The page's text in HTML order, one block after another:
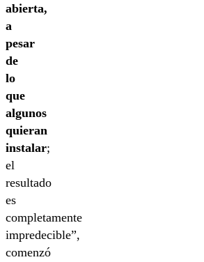
abierta,
a
pesar
de
lo
que
algunos
quieran
instalar;
el
resultado
es
completamente
impredecible”,
comenzó